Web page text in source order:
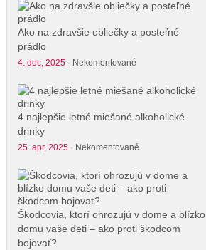
Ako na zdravšie obliečky a posteľné
prádlo
4. dec, 2025· Nekomentované
4 najlepšie letné miešané alkoholické
drinky
25. apr, 2025· Nekomentované
Škodcovia, ktorí ohrozujú v dome a blízko
domu vaše deti – ako proti škodcom
bojovať?